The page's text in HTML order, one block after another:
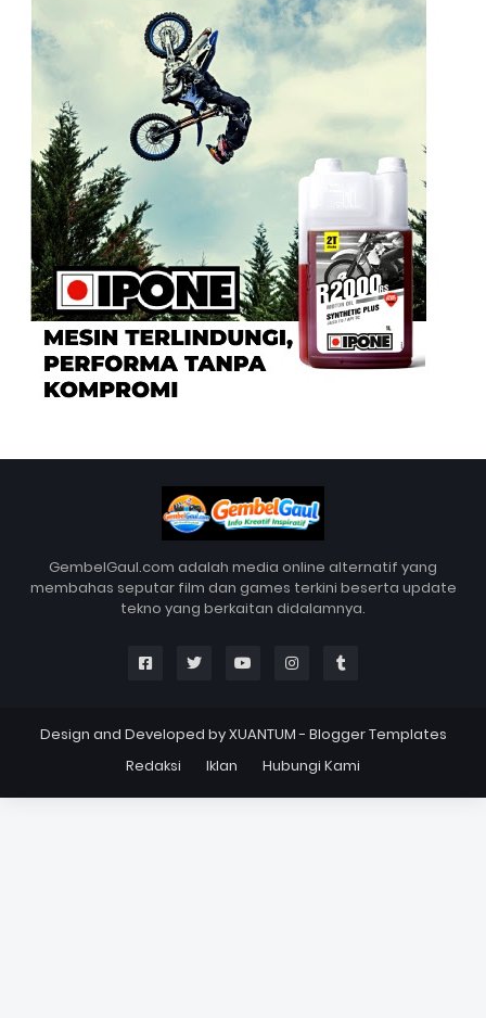
GembelGaul.com adalah media online alternatif yang
membahas seputar film dan games terkini beserta update
tekno yang berkaitan didalamnya.
Design and Developed byXUANTUM- Blogger Templates
Redaksi
Iklan Hubungi Kami